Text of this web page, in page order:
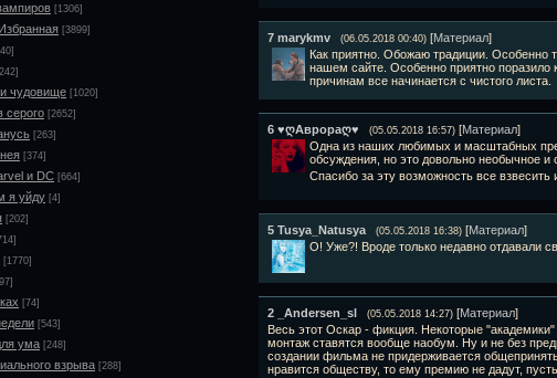
[1306]
[3899]
чудовище [1020]
серого [2652]
[263]
[374]
и DC [664]
я уйду [4]
[202]
[1770]
[74]
[543]
ума [248]
взрыва [288]
7 marykmv (06.05.2018 00:40) [Материал]
Как приятно. Обожаю традиции. Особенно
нашем сайте. Особенно приятно поразило
причинам все начинается с чистого листа.
6 ♥ღАврораღ♥ (05.05.2018 16:57) [Материал]
Одна из наших любимых и масштабных
обсуждения, но это довольно необычное
Спасибо за эту возможность все взвесить
5 Tusya_Natusya (05.05.2018 16:38) [Материал]
О! Уже?! Вроде только недавно отдавали
2 _Andersen_sl (05.05.2018 14:27) [Материал]
Весь этот Оскар - фикция. Некоторые
монтаж ставятся вообще наобум. Ну и не без
создании фильма не придерживается
нравится обществу, то ему премию не дадут,